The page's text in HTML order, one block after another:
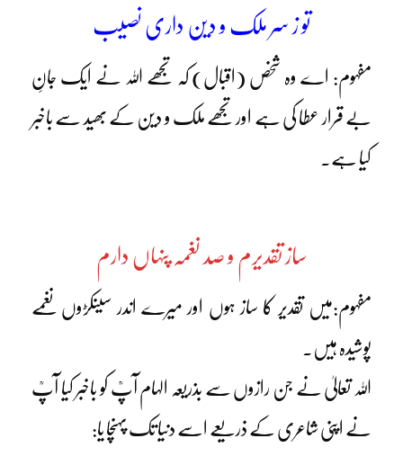
تو ز سر ملک و دین داری نصیب
مفہوم: اے وہ شخص (اقبال) کہ تجھے اللہ نے ایک جانِ
بے قرار عطا کی ہے اور تجھے ملک و دین کے بھید سے باخبر
کیا ہے۔
ساز تقدیرم و صد نغمہ پنہاں دارم
مفہوم:میں تقدیر کا ساز ہوں اور میرے اندر سینکڑوں نغمے
پوشیدہ ہیں۔
اللہ تعالیٰ نے جن رازوں سے بذریعہ الہام آپؒ کو باخبر کیا آپؒ
نے اپنی شاعری کے ذریعے اسے دنیا تک پہنچا یا: